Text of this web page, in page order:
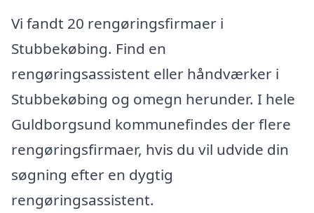
Vi fandt 20 rengøringsfirmaer i
Stubbekøbing. Find en
rengøringsassistent eller håndværker i
Stubbekøbing og omegn herunder. I hele
Guldborgsund kommunefindes der flere
rengøringsfirmaer, hvis du vil udvide din
søgning efter en dygtig
rengøringsassistent.